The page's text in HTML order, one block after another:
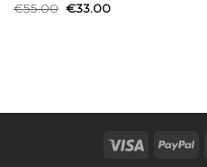
€55.00 €33.00